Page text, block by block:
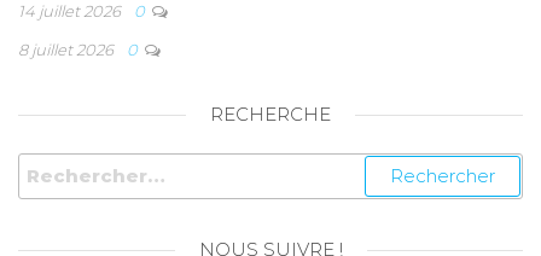
14 juillet 2026
0
8 juillet 2026
0
RECHERCHE
NOUS SUIVRE !